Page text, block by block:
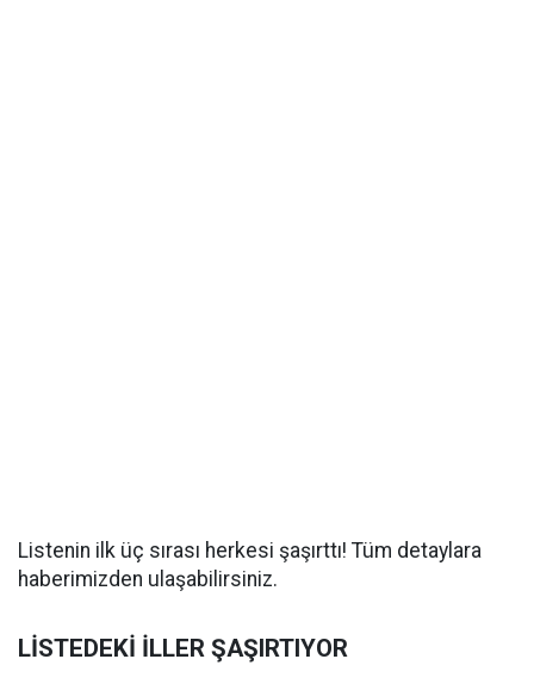
Listenin ilk üç sırası herkesi şaşırttı! Tüm detaylara
haberimizden ulaşabilirsiniz.
LİSTEDEKİ İLLER ŞAŞIRTIYOR